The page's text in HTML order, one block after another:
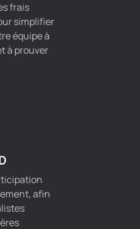
frais
simplifier
équipe à
à prouver
afin